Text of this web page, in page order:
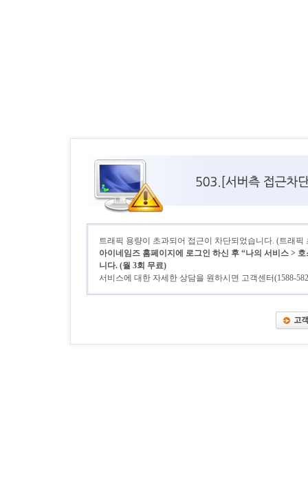
트래픽 용량이 초과되어 접근이 차단되었습니다. (트래픽
아이네임즈 홈페이지에 로그인 하신 후 “나의 서비스 >
니다. (월 3회 무료)
서비스에 대한 자세한 상담을 원하시면 고객센터(1588-